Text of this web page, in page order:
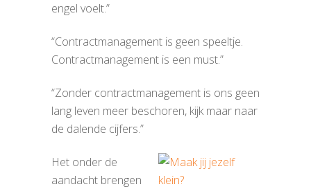
engel voelt.”
“Contractmanagement is geen speeltje.
Contractmanagement is een must.”
“Zonder contractmanagement is ons geen
lang leven meer beschoren, kijk maar naar
de dalende cijfers.”
Het onder de
aandacht brengen